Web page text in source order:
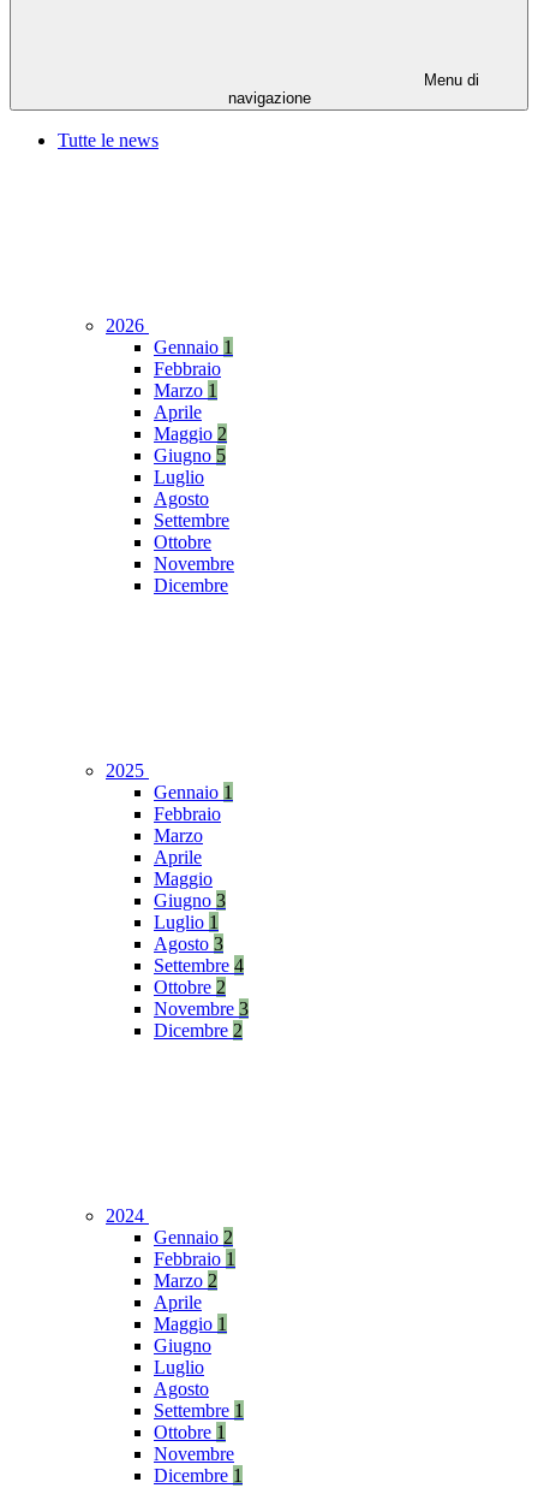
Menu di
navigazione
Tutte le news
2026
Gennaio 1
Febbraio
Marzo 1
Aprile
Maggio 2
Giugno 5
Luglio
Agosto
Settembre
Ottobre
Novembre
Dicembre
2025
Gennaio 1
Febbraio
Marzo
Aprile
Maggio
Giugno 3
Luglio 1
Agosto 3
Settembre 4
Ottobre 2
Novembre 3
Dicembre 2
2024
Gennaio 2
Febbraio 1
Marzo 2
Aprile
Maggio 1
Giugno
Luglio
Agosto
Settembre 1
Ottobre 1
Novembre
Dicembre 1